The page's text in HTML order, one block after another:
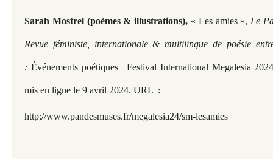
Sarah Mostrel (poèmes & illustrations), « Les amies », Le
Revue féministe, internationale & multilingue de poésie
: Événements poétiques | Festival International Megalesia
mis en ligne le 9 avril 2024. URL :
http://www.pandesmuses.fr/megalesia24/sm-lesamies